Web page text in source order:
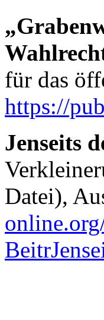
für das
https://
Jenseits
Datei),